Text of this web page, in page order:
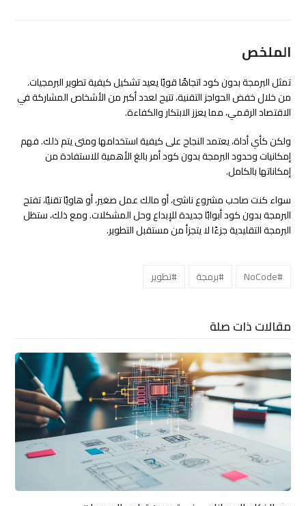
الملخص
تمثل البرمجة بدون كود اتجاهًا قويًا يعيد تشكيل كيفية تطوير البرمجيات.
من خلال خفض الحواجز التقنية، تتيح لعدد أكبر من الأشخاص المشاركة في
الاقتصاد الرقمي، مما يعزز الابتكار والكفاءة.
ولكن كأي أداة، يعتمد النجاح على كيفية استخدامها ومتى يتم ذلك. فهم
إمكانيات وحدود البرمجة بدون كود أمر بالغ الأهمية للاستفادة من
إمكاناتها بالكامل.
سواء كنت صاحب مشروع ناشئ، أو مالك عمل صغير، أو هاويًا تقنيًا، تفتح
البرمجة بدون كود أبوابًا جديدة للإبداع وحل المشكلات. ومع ذلك، ستظل
البرمجة التقليدية جزءًا لا يتجزأ من مستقبل التطوير.
#NoCode #برمجة #تطوير
مقالات ذات صلة